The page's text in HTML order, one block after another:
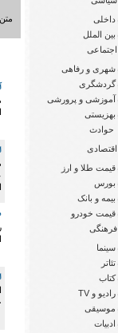
اخبار حوزه معلولان و نابینایان
>
ایران سپید سایت خبری
>
داخلی
بین الملل
اجتماعی
شهری و رفاهی
گردشگری
آموزشی و پرورشی
بهزیستی
حوادث
اقتصادی
قیمت طلا و ارز
بورس
بیمه و بانک
قیمت خودرو
فرهنگی
سینما
تئاتر
کتاب
رادیو و TV
موسیقی
ادبیات